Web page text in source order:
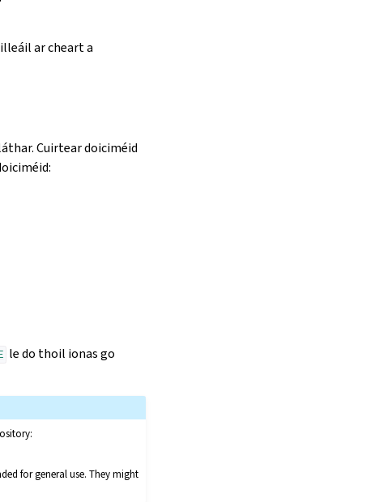
ar cheart a
Cuirtear doiciméid
le do thoil ionas go
for general use. They might